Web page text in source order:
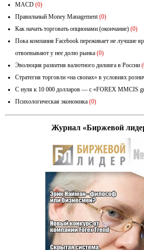
MACD (0)
Правильный Money Management (0)
Как начать торговать опционами (окончание) (0)
Пока компания Facebook переживает не лучшие
отвоевывают у нее долю рынка (0)
Эволюция развития валютного дилинга в России
Стратегия торговли «на свопах» в условиях
С нуля к 10 000 долларов — с «FOREX MMCIS
Психологическая экономика (0)
Журнал «Биржевой